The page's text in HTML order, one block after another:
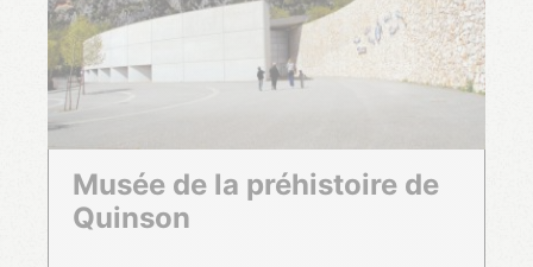
Musée de la préhistoire de
Quinson